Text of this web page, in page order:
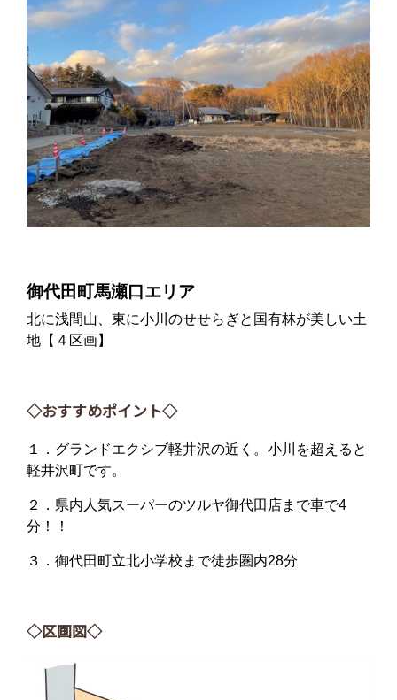
御代田町馬瀬口エリア
北に浅間山、東に小川のせせらぎと国有林が美しい土
地【４区画】
◇おすすめポイント◇
１．グランドエクシブ軽井沢の近く。小川を超えると
軽井沢町です。
２．県内人気スーパーのツルヤ御代田店まで車で4
分！！
３．御代田町立北小学校まで徒歩圏内28分
◇区画図◇